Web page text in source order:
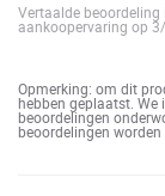
Vertaalde
aankoopervaring op
Opmerking: om dit
hebben geplaatst. We
beoordelingen
beoordelingen